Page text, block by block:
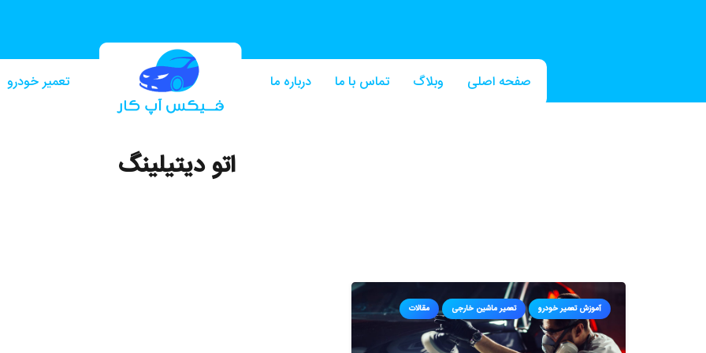
صفحه اصلی وبلاگ تماس با ما درباره ما تعمیر خودرو
اتو دیتیلینگ
آموزش تعمیر خودرو تعمیر ماشین خارجی مقالات